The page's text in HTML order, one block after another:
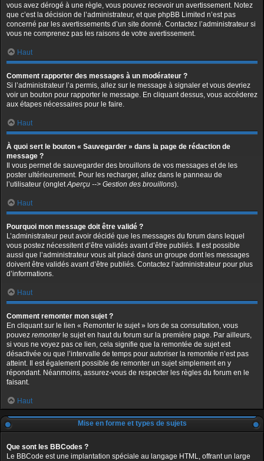
vous avez dérogé à une règle, vous pouvez recevoir un avertissement. Notez
que c’est la décision de l’administrateur, et que phpBB Limited n’est pas
concerné par les avertissements d’un site donné. Contactez l’administrateur si
vous ne comprenez pas les raisons de votre avertissement.
Haut
Comment rapporter des messages à un modérateur ?
Si l’administrateur l’a permis, allez sur le message à signaler et vous devriez
voir un bouton pour rapporter le message. En cliquant dessus, vous accéderez
aux étapes nécessaires pour le faire.
Haut
À quoi sert le bouton « Sauvegarder » dans la page de rédaction de
message ?
Il vous permet de sauvegarder des brouillons de vos messages et de les
poster ultérieurement. Pour les recharger, allez dans le panneau de
l’utilisateur (ongletAperçu --> Gestion des brouillons).
Haut
Pourquoi mon message doit être validé ?
L’administrateur peut avoir décidé que les messages du forum dans lequel
vous postez nécessitent d’être validés avant d’être publiés. Il est possible
aussi que l’administrateur vous ait placé dans un groupe dont les messages
doivent être validés avant d’être publiés. Contactez l’administrateur pour plus
d’informations.
Haut
Comment remonter mon sujet ?
En cliquant sur le lien « Remonter le sujet » lors de sa consultation, vous
pouvez remonterle sujet en haut du forum sur la première page. Par ailleurs,
si vous ne voyez pas ce lien, cela signifie que la remontée de sujet est
désactivée ou que l’intervalle de temps pour autoriser la remontée n’est pas
atteint. Il est également possible de remonter un sujet simplement en y
répondant. Néanmoins, assurez-vous de respecter les règles du forum en le
faisant.
Haut
Mise en forme et types de sujets
Que sont les BBCodes ?
Le BBCode est une implantation spéciale au langage HTML, offrant un large